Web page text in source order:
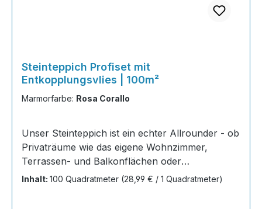
Steinteppich Profiset mit
Entkopplungsvlies | 100m²
Marmorfarbe: Rosa Corallo
Unser Steinteppich ist ein echter Allrounder - ob
Privaträume wie das eigene Wohnzimmer,
Terrassen- und Balkonflächen oder
Gewerbeobjekte und Austellungsräume; unsere
Inhalt: 100 Quadratmeter (28,99 € / 1 Quadratmeter)